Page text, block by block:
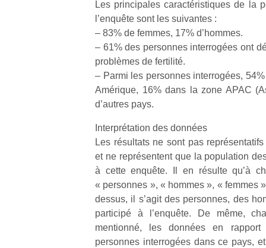
Les principales caractéristiques de la
l’enquête sont les suivantes :
– 83% de femmes, 17% d’hommes.
– 61% des personnes interrogées ont
problèmes de fertilité.
– Parmi les personnes interrogées,
Amérique, 16% dans la zone APAC
d’autres pays.
Interprétation des données
Les résultats ne sont pas
et ne représentent que la population
à cette enquête. Il en résulte qu’à
« personnes », « hommes », « femmes
dessus, il s’agit des personnes, des
participé à l’enquête. De même,
mentionné, les données en rapport
personnes interrogées dans ce pays,